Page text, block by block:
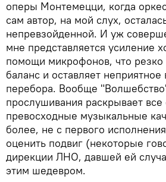
оперы Монтемецци, когда
сам автор, на мой слух,
непревзойденной. И уж
мне представляется усиление
помощи микрофонов, что резко
баланс и оставляет неприятное
перебора. Вообще
прослушивания раскрывает все
превосходные музыкальные
более, не с первого
оценить подвиг (некоторые
дирекции ЛНО, давшей ей
этим шедевром.